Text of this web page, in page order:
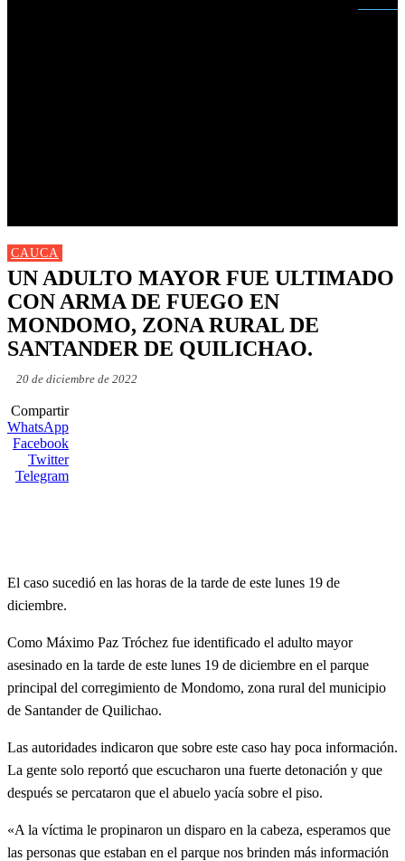
CAUCA
UN ADULTO MAYOR FUE ULTIMADO
CON ARMA DE FUEGO EN
MONDOMO, ZONA RURAL DE
SANTANDER DE QUILICHAO.
20 de diciembre de 2022
Compartir
WhatsApp
Facebook
Twitter
Telegram
El caso sucedió en las horas de la tarde de este lunes 19 de
diciembre.
Como Máximo Paz Tróchez fue identificado el adulto mayor
asesinado en la tarde de este lunes 19 de diciembre en el parque
principal del corregimiento de Mondomo, zona rural del municipio
de Santander de Quilichao.
Las autoridades indicaron que sobre este caso hay poca información.
La gente solo reportó que escucharon una fuerte detonación y que
después se percataron que el abuelo yacía sobre el piso.
«A la víctima le propinaron un disparo en la cabeza, esperamos que
las personas que estaban en el parque nos brinden más información